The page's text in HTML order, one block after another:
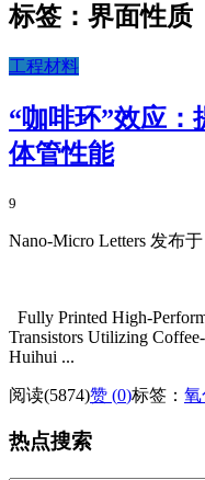
标签：界面性质
工程材料
“咖啡环”效应：
体管性能
9
Nano-Micro Letters 发布于
Fully Printed High-
Transistors Utilizing
Huihui ...
阅读(5874)赞 (0)标签： 氧
热点搜索